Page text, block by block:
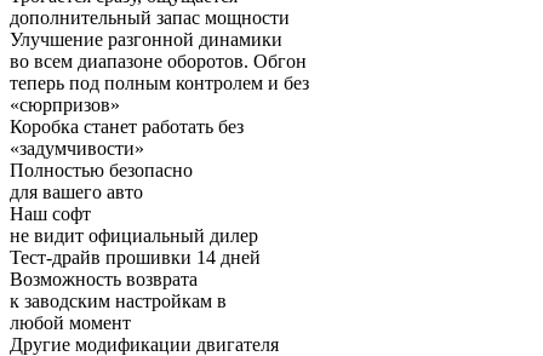
дополнительный запас мощности
Улучшение разгонной динамики
во всем диапазоне оборотов. Обгон
теперь под полным контролем и без
«сюрпризов»
Коробка станет работать без
«задумчивости»
Полностью безопасно
для вашего авто
Наш софт
не видит официальный дилер
Тест-драйв прошивки 14 дней
Возможность возврата
к заводским настройкам в
любой момент
Другие модификации двигателя